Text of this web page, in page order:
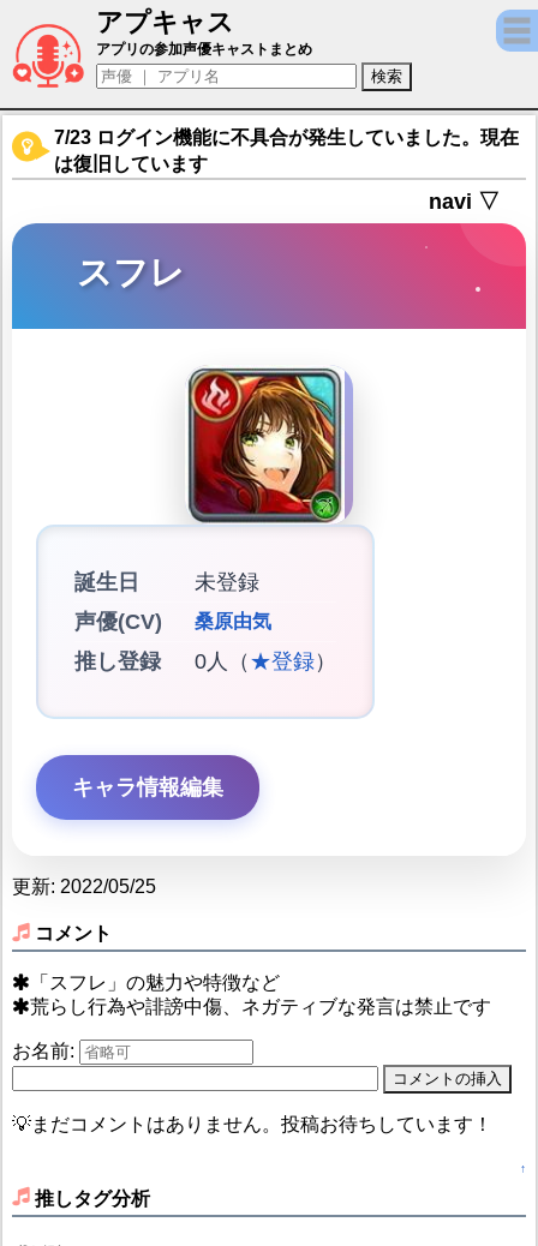
アプキャス
スフレ（声優：桑原由気)【ヴァルキリーコ
アプリの参加声優キャストまとめ
7/23 ログイン機能に不具合が発生していました。現在
は復旧しています
navi ▽
スフレ
誕生日
未登録
声優(CV)
桑原由気
推し登録 0人（ ★登録）
キャラ情報編集
更新: 2022/05/25
コメント
「スフレ」の魅力や特徴など
荒らし行為や誹謗中傷、ネガティブな発言は禁止です
お名前:
💡まだコメントはありません。投稿お待ちしています！
↑
推しタグ分析